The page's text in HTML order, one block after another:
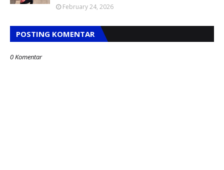
February 24, 2026
POSTING KOMENTAR
0 Komentar